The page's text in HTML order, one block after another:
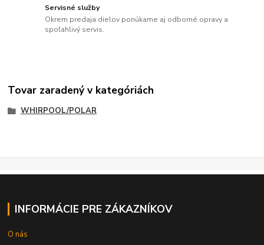
Servisné služby
Okrem predaja dielov ponúkame aj odborné opravy a
spoľahlivý servis.
Tovar zaradený v kategóriách
WHIRPOOL/POLAR
INFORMÁCIE PRE ZÁKAZNÍKOV
O nás